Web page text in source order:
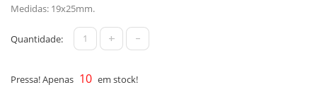
Medidas: 19x25mm.
Quantidade: + -
Pressa! Apenas 10 em stock!